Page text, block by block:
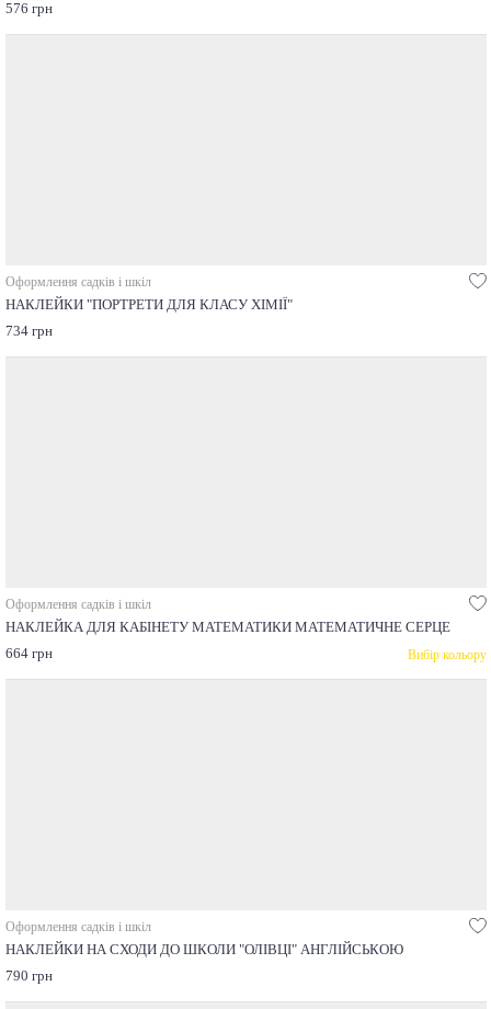
576 грн
Оформлення садків і шкіл
НАКЛЕЙКИ "ПОРТРЕТИ ДЛЯ КЛАСУ ХІМІЇ"
734 грн
Оформлення садків і шкіл
НАКЛЕЙКА ДЛЯ КАБІНЕТУ МАТЕМАТИКИ МАТЕМАТИЧНЕ СЕРЦЕ
664 грн
Вибір кольору
Оформлення садків і шкіл
НАКЛЕЙКИ НА СХОДИ ДО ШКОЛИ "ОЛІВЦІ" АНГЛІЙСЬКОЮ
790 грн